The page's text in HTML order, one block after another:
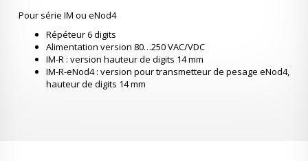
Pour série IM ou eNod4
Répéteur 6 digits
Alimentation version 80…250 VAC/VDC
IM-R : version hauteur de digits 14 mm
IM-R-eNod4 : version pour transmetteur de pesage eNod4,
hauteur de digits 14 mm